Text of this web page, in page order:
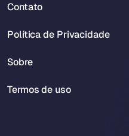
Contato
Política de Privacidade
Sobre
Termos de uso